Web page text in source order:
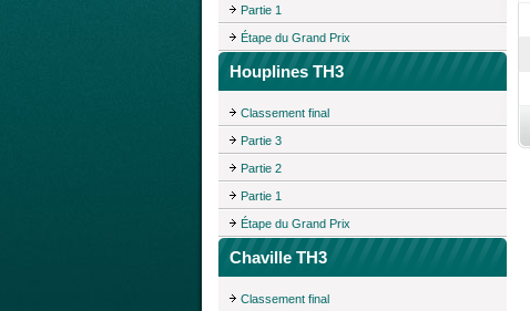
Partie 1
Étape du Grand Prix
Houplines TH3
Classement final
Partie 3
Partie 2
Partie 1
Étape du Grand Prix
Chaville TH3
Classement final